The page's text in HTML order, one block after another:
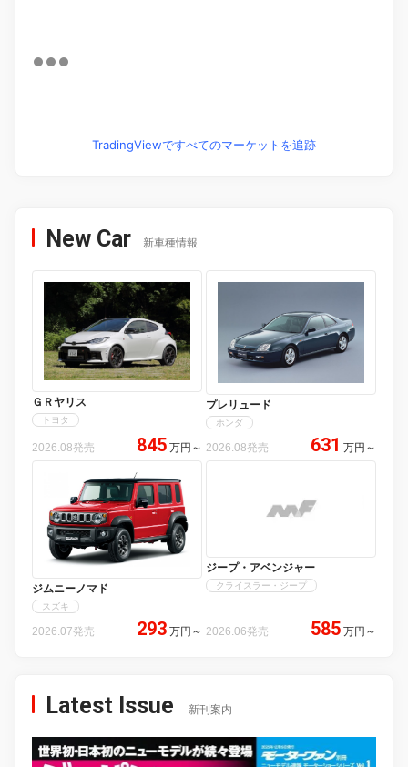
TradingViewですべてのマーケットを追跡
New Car 新車種情報
ＧＲヤリス
トヨタ
2026.08発売 845 万円 ～
プレリュード
ホンダ
2026.08発売 631 万円 ～
ジムニーノマド
スズキ
2026.07発売 293 万円 ～
ジープ・アベンジャー
クライスラー・ジープ
2026.06発売 585 万円 ～
Latest Issue 新刊案内